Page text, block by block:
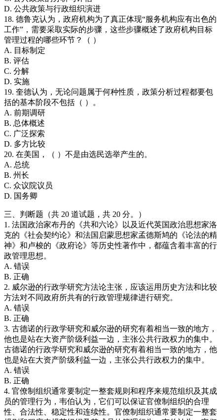
D. 公共政策与行政组织演进
18. 德鲁克认为，政府机构为了真正体现“服务机构应有出色的
工作”，需要采取实际的步骤，这些步骤概述了政府机构目标
管理过程的哪些环节？（ ）
A. 目标制定
B. 评估
C. 分解
D. 实施
19. 奎德认为，无论问题属于何种性质，政策分析过程都要包
括的基本阶段不包括（ ）。
A. 前期调研
B. 总体概述
C. 广泛探索
D. 多方比较
20. 在美国，（ ）不是由选民选举产生的。
A. 总统
B. 州长
C. 众议院议员
D. 国务卿
三、判断题（共 20 道试题，共 20 分。）
1. 法国政治家布丹的《共和六论》以及近代英国政治思想家洛
克的《社会契约论》和法国启蒙思想家孟德斯鸠的《论法的精
神》和卢梭的《政府论》等历史性著作中，都蕴含着丰富的行
政管理思想。
A. 错误
B. 正确
2. 威尔逊的行政学研究方法论主张，应该运用历史方法和比较
方法对不同政府所共有的行政管理规律进行研究。
A. 错误
B. 正确
3. 古德诺的行政学研究和威尔逊的研究有着相当一致的地方，
他也是站在大资产阶级利益一边，主张公共行政权力的集中。
古德诺的行政学研究和威尔逊的研究有着相当一致的地方，他
也是站在大资产阶级利益一边，主张公共行政权力的集中。
A. 错误
B. 正确
4. 官僚制组织通常要制定一整套规则和程序来规范组织及其成
员的管理行为，韦伯认为，它们可以保证官僚制组织的合理
性、合法性、稳定性和连续性。官僚制组织通常要制定一整套